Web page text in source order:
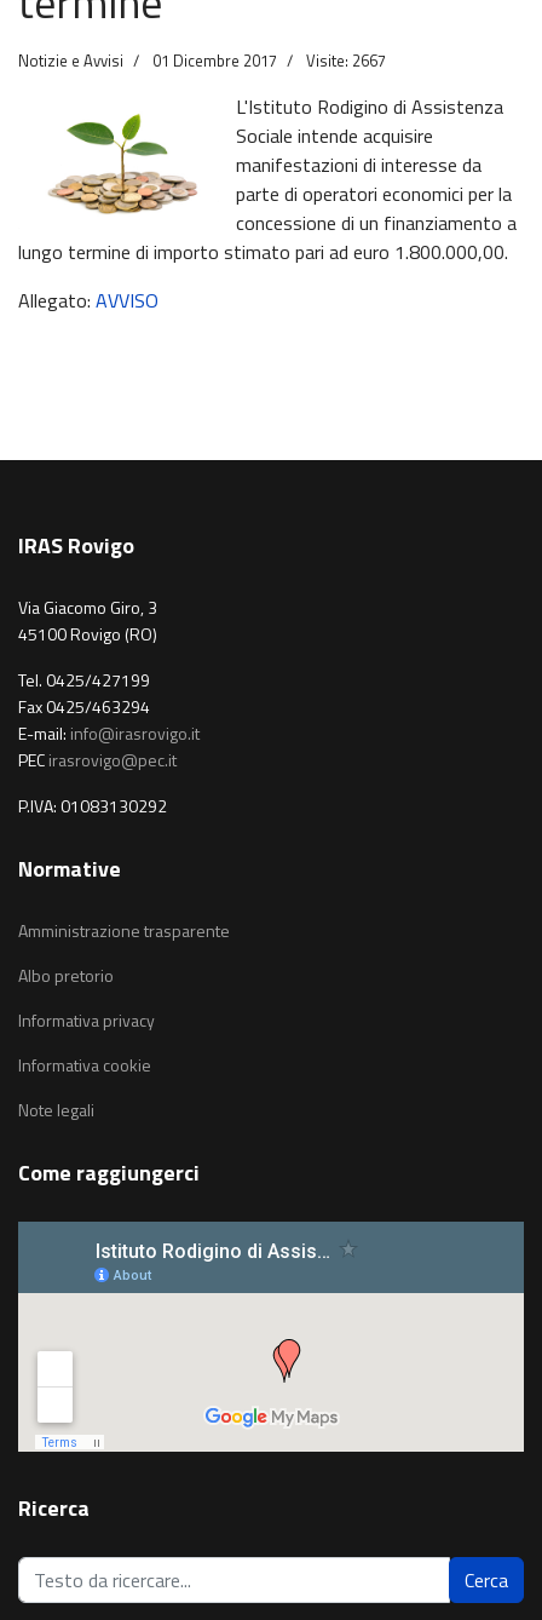
Notizie e Avvisi 01 Dicembre 2017 Visite: 2667
L'Istituto Rodigino di Assistenza
Sociale intende acquisire
manifestazioni di interesse da
parte di operatori economici per la
concessione di un finanziamento a
lungo termine di importo stimato pari ad euro 1.800.000,00.
Allegato: AVVISO
IRAS Rovigo
Via Giacomo Giro, 3
45100 Rovigo (RO)
Tel. 0425/427199
Fax 0425/463294
E-mail: info@irasrovigo.it
PECirasrovigo@pec.it
P.IVA: 01083130292
Normative
Amministrazione trasparente
Albo pretorio
Informativa privacy
Informativa cookie
Note legali
Come raggiungerci
Ricerca
Cerca... Cerca